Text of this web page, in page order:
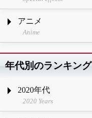
アニメ
Anime
年代別のランキング
2020年代
2020 Years